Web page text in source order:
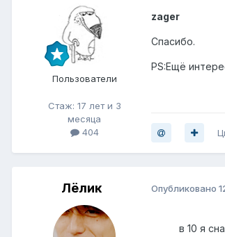
Пользователи
Стаж: 17 лет и 3
месяца
404
zager
Спасибо.
PS:Ещё
Лёлик Опубликовано
в 10 я